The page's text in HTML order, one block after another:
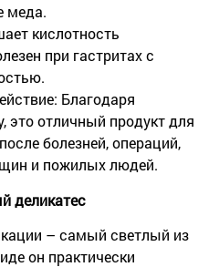
меда.
кислотность
при гастритах с
Благодаря
это отличный продукт для
болезней, операций,
и пожилых людей.
деликатес
– самый светлый из
он практически